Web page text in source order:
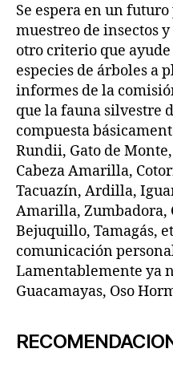
Se espera en un
muestreo de insectos
otro criterio que
especies de árboles a
informes de la
que la fauna silvestre
compuesta
Rundii, Gato de
Cabeza Amarilla,
Tacuazín, Ardilla,
Amarilla, Zumbadora,
Bejuquillo, Tamagás,
comunicación
Lamentablemente ya
Guacamayas, Oso